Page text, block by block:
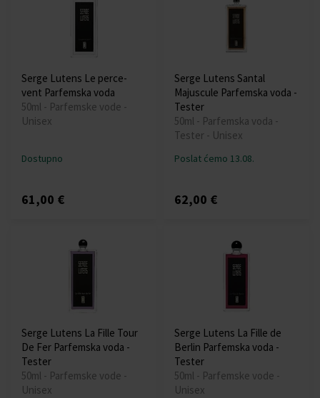
Serge Lutens Le perce-
vent Parfemska voda
50ml - Parfemske vode -
Unisex
Dostupno
61,00 €
Serge Lutens Santal
Majuscule Parfemska voda -
Tester
50ml - Parfemska voda -
Tester - Unisex
Poslat ćemo 13.08.
62,00 €
Serge Lutens La Fille Tour
De Fer Parfemska voda -
Tester
50ml - Parfemske vode -
Unisex
Serge Lutens La Fille de
Berlin Parfemska voda -
Tester
50ml - Parfemske vode -
Unisex